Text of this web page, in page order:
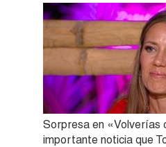
Sorpresa en «Volverías
importante noticia que